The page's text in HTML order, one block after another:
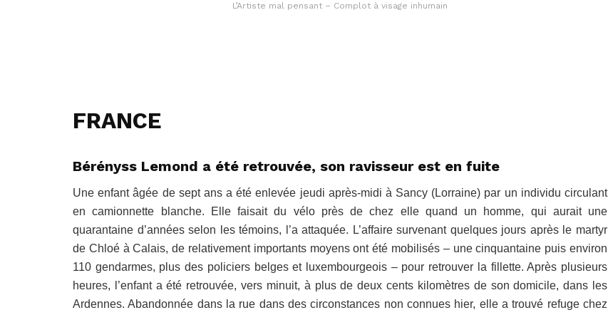
L’Artiste mal pensant – Complot à visage inhumain
FRANCE
Bérényss Lemond a été retrouvée, son ravisseur est en fuite
Une enfant âgée de sept ans a été enlevée jeudi après-midi à Sancy (Lorraine) par un individu circulant
en camionnette blanche. Elle faisait du vélo près de chez elle quand un homme, qui aurait une
quarantaine d’années selon les témoins, l’a attaquée. L’affaire survenant quelques jours après le martyr
de Chloé à Calais, de relativement importants moyens ont été mobilisés – une cinquantaine puis environ
110 gendarmes, plus des policiers belges et luxembourgeois – pour retrouver la fillette. Après plusieurs
heures, l’enfant a été retrouvée, vers minuit, à plus de deux cents kilomètres de son domicile, dans les
Ardennes. Abandonnée dans la rue dans des circonstances non connues hier, elle a trouvé refuge chez